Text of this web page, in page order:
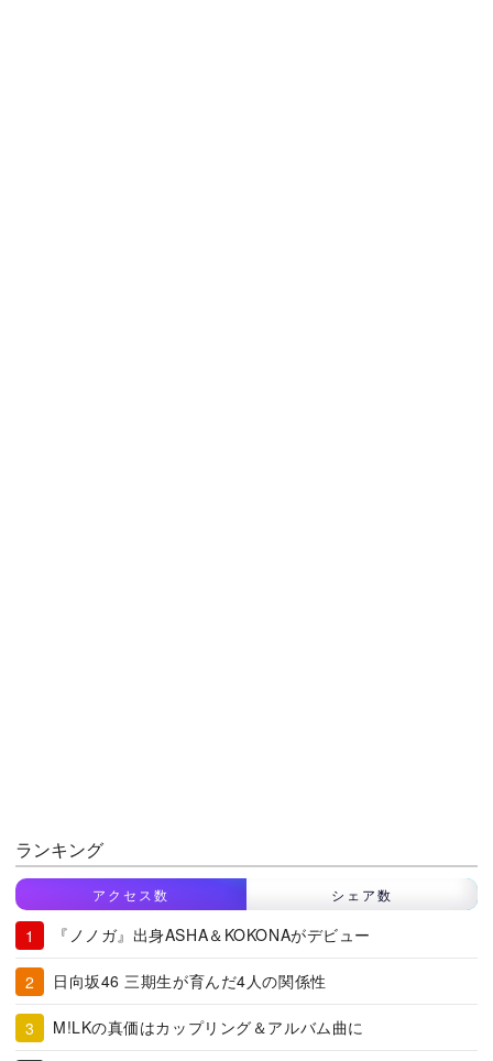
ランキング
アクセス数 シェア数
『ノノガ』出身ASHA＆KOKONAがデビュー
日向坂46 三期生が育んだ4人の関係性
M!LKの真価はカップリング＆アルバム曲に